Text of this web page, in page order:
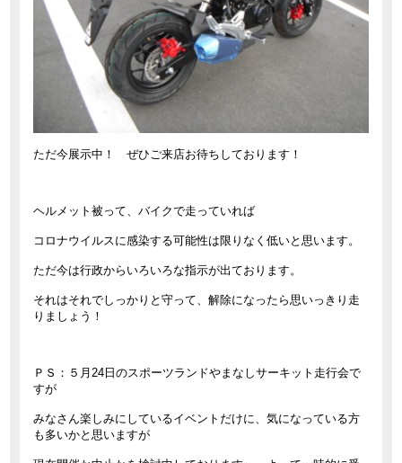
ただ今展示中！ ぜひご来店お待ちしております！
ヘルメット被って、バイクで走っていれば
コロナウイルスに感染する可能性は限りなく低いと思います。
ただ今は行政からいろいろな指示が出ております。
それはそれでしっかりと守って、解除になったら思いっきり走
りましょう！
ＰＳ：５月24日のスポーツランドやまなしサーキット走行会で
すが
みなさん楽しみにしているイベントだけに、気になっている方
も多いかと思いますが